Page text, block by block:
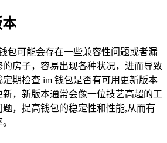
包可能会存在一些兼容性问题或者漏
房子，容易出现各种状况，进而导致
期检查 im 钱包是否有可用更新版本
，新版本通常会像一位技艺高超的工
，提高钱包的稳定性和性能,从而有